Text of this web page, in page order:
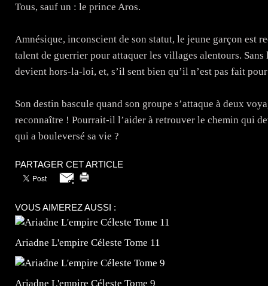
Tous, sauf un : le prince Aros.
Amnésique, inconscient de son statut, le jeune garçon est
talent de guerrier pour attaquer les villages alentours.
devient hors-la-loi, et, s’il sent bien qu’il n’est pas fait
Son destin bascule quand son groupe s’attaque à deux
reconnaître ! Pourrait-il l’aider à retrouver le chemin qui
qui a bouleversé sa vie ?
PARTAGER CET ARTICLE
VOUS AIMEREZ AUSSI :
Ariadne L'empire Céleste Tome 11
Ariadne L'empire Céleste Tome 9